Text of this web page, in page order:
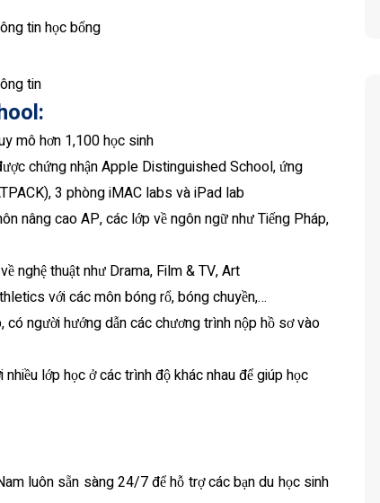
tin học bổng
tin
:
mô hơn 1,100 học sinh
chứng nhậnApple Distinguished School, ứng
3 phòng iMAC labs và iPad lab
nâng cao AP, các lớp về ngôn ngữ như Tiếng Pháp,
nghệ thuật như Drama, Film & TV, Art
với các môn bóng rổ, bóng chuyền,…
người hướng dẫn các chương trình nộp hồ sơ vào
lớp học ở các trình độ khác nhau để giúp học
luôn sẵn sàng 24/7 để hỗ trợ các bạn du học sinh